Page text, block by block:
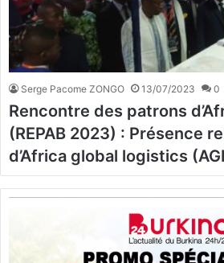
Serge Pacome ZONGO 13/07/2023 0
Rencontre des patrons
(REPAB 2023) : Présence
d’Africa global logistics